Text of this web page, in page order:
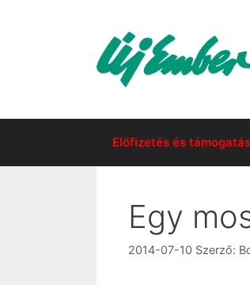
Előfizetés és támogatás
Egy
2014-07-10 Szerző: